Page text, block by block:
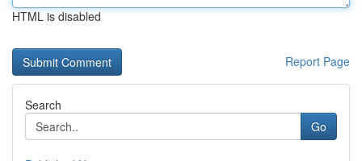
HTML is disabled
Report Page
Search
Go